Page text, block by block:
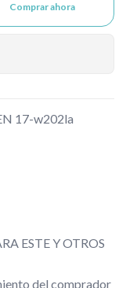
Comprar ahora
17-w202la
ESTE Y OTROS
del comprador